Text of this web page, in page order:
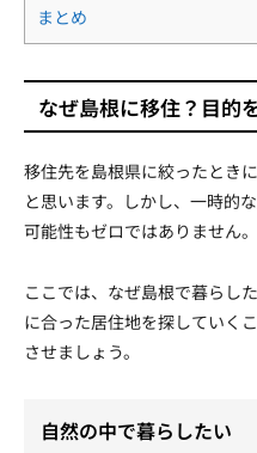
まとめ
なぜ島根に移住？目的
移住先を島根県に絞ったとき
と思います。しかし、一時的
可能性もゼロではありません。
ここでは、なぜ島根で暮らし
に合った居住地を探していく
させましょう。
自然の中で暮らしたい